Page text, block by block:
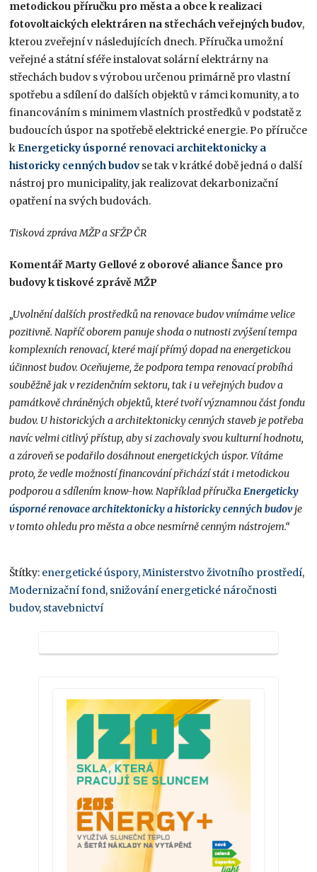
metodickou příručku pro města a obce k realizaci
fotovoltaických elektráren na střechách veřejných budov,
kterou zveřejní v následujících dnech. Příručka umožní
veřejné a státní sféře instalovat solární elektrárny na
střechách budov s výrobou určenou primárně pro vlastní
spotřebu a sdílení do dalších objektů v rámci komunity, a to
financováním s minimem vlastních prostředků v podstatě z
budoucích úspor na spotřebě elektrické energie. Po příručce
kEnergeticky úsporné renovaci architektonicky a
historicky cenných budovse tak v krátké době jedná o další
nástroj pro municipality, jak realizovat dekarbonizační
opatření na svých budovách.
Tisková zpráva MŽP a SFŽP ČR
Komentář Marty Gellové z oborové aliance Šance pro
budovy k tiskové zprávě MŽP
„Uvolnění dalších prostředků na renovace budov vnímáme velice
pozitivně. Napříč oborem panuje shoda o nutnosti zvýšení tempa
komplexních renovací, které mají přímý dopad na energetickou
účinnost budov. Oceňujeme, že podpora tempa renovací probíhá
souběžně jak v rezidenčním sektoru, tak i u veřejných budov a
památkově chráněných objektů, které tvoří významnou část fondu
budov. U historických a architektonicky cenných staveb je potřeba
navíc velmi citlivý přístup, aby si zachovaly svou kulturní hodnotu,
a zároveň se podařilo dosáhnout energetických úspor. Vítáme
proto, že vedle možností financování přichází stát i metodickou
podporou a sdílením know-how. Například příručkaEnergeticky
úsporné renovace architektonicky a historicky cenných budovje
v tomto ohledu pro města a obce nesmírně cenným nástrojem.“
Štítky: energetické úspory,Ministerstvo životního prostředí,
Modernizační fond, snižování energetické náročnosti
budov, stavebnictví